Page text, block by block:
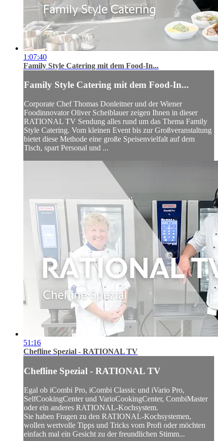
1:07:40
Family Style Catering mit dem Food-In...
Family Style Catering mit dem Food-In...
Corporate Chef Thomas Donleitner und der Wiener
Foodinnovator Oliver Scheiblauer zeigen Ihnen in dieser
RATIONAL TV Sendung alles rund um das Thema Family
Style Catering. Vom kleinen Event bis zur Großveranstaltung
bietet diese Methode eine große Speisenvielfalt auf dem
Tisch, spart Personal und ...
51:16
Chefline Spezial - RATIONAL TV
Chefline Spezial - RATIONAL TV
Egal ob iCombi Pro, iCombi Classic und iVario Pro,
SelfCookingCenter und VarioCookingCenter, CombiMaster
oder ein anderes RATIONAL-Kochsystem.
Sie haben Fragen zu den RATIONAL-Kochsystemen,
wollen wertvolle Tipps und Tricks vom Profi oder möchten
einfach mal ein Gesicht zu der freundlichen Stimm...